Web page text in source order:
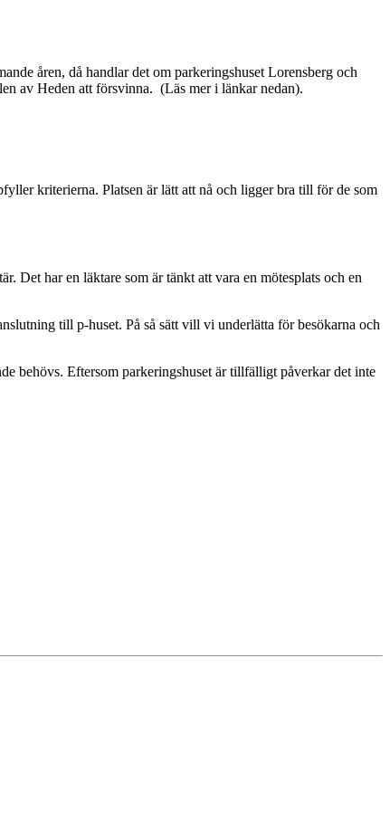
åren, då handlar det om parkeringshuset Lorensberg och
av Heden att försvinna. (Läs mer i länkar nedan).
kriterierna. Platsen är lätt att nå och ligger bra till för de som
Det har en läktare som är tänkt att vara en mötesplats och en
till p-huset. På så sätt vill vi underlätta för besökarna och
behövs. Eftersom parkeringshuset är tillfälligt påverkar det inte